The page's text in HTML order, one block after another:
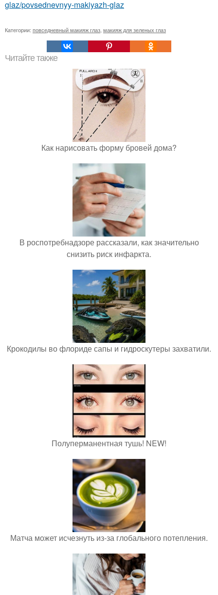
glaz/povsednevnyy-makiyazh-glaz
Категории: повседневный макияж глаз макияж для зеленых глаз
Читайте также
Как нарисовать форму бровей дома?
В роспотребнадзоре рассказали, как значительно
снизить риск инфаркта.
Крокодилы во флориде сапы и гидроскутеры захватили.
Полуперманентная тушь! NEW!
Матча может исчезнуть из-за глобального потепления.